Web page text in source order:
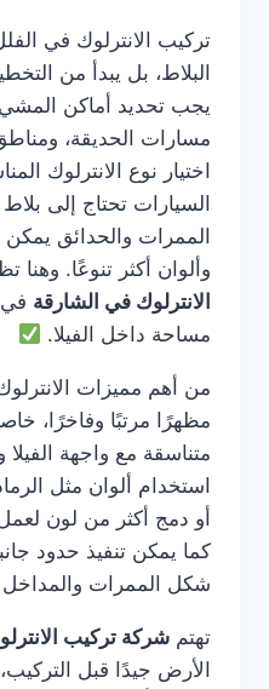
تركيب الانترلوك في
البلاط، بل يبدأ من
يجب تحديد أماكن
مسارات الحديقة،
اختيار نوع الانترلوك
السيارات تحتاج إلى
الممرات والحدائق يمكن
وألوان أكثر تنوعًا. وهنا
الانترلوك في الشارقة في
مساحة داخل الفيلا.
من أهم مميزات
مظهرًا مرتبًا وفاخرًا،
متناسقة مع واجهة
استخدام ألوان مثل
أو دمج أكثر من لون
كما يمكن تنفيذ حدود
شكل الممرات والمداخل
تهتم شركة تركيب
الأرض جيدًا قبل